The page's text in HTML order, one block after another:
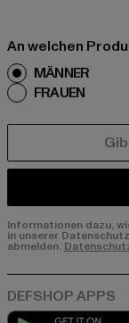
An welchen
MÄNNER
FRAUEN
Informationen dazu,
in unserer
abmelden.